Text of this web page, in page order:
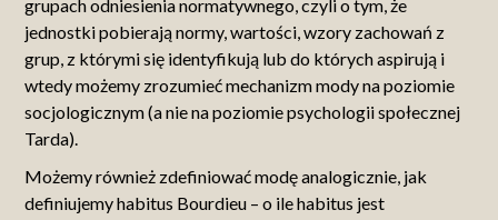
grupach odniesienia normatywnego, czyli o tym, że
jednostki pobierają normy, wartości, wzory zachowań z
grup, z którymi się identyfikują lub do których aspirują i
wtedy możemy zrozumieć mechanizm mody na poziomie
socjologicznym (a nie na poziomie psychologii społecznej
Tarda).
Możemy również zdefiniować modę analogicznie, jak
definiujemy habitus Bourdieu – o ile habitus jest